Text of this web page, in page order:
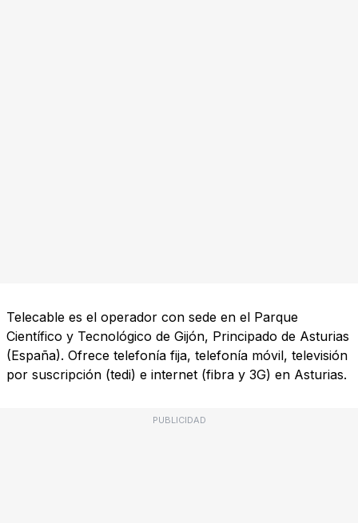
Telecable es el operador con sede en el Parque
Científico y Tecnológico de Gijón, Principado de Asturias
(España). Ofrece telefonía fija, telefonía móvil, televisión
por suscripción (tedi) e internet (fibra y 3G) en Asturias.
PUBLICIDAD